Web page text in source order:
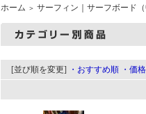
ホーム ＞ サーフィン｜サーフボード
[並び順を変更] ・おすすめ順 ・価